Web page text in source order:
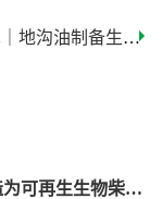
地沟油制备生物
可再生生物柴油